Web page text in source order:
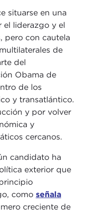
situarse en una
el liderazgo y el
pero con cautela
de
del
Obama de
de los
y transatlántico.
y por volver
y
cercanos.
candidato ha
exterior que
como señala
creciente de